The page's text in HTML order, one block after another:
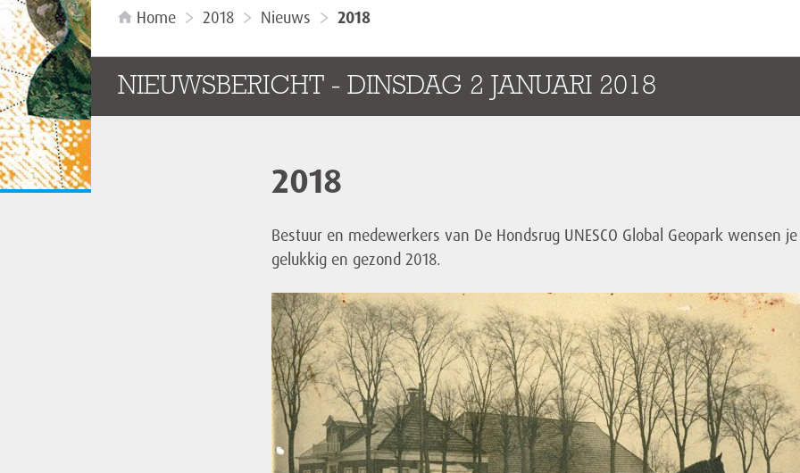
Home 2018 Nieuws 2018
NIEUWSBERICHT - DINSDAG 2 JANUARI 2018
2018
Bestuur en medewerkers van De Hondsrug UNESCO Global Geopark wensen
gelukkig en gezond 2018.